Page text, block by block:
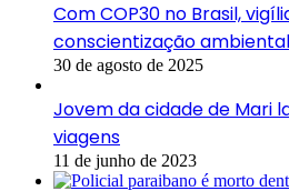
Com COP30 no Brasil,
conscientização ambiental
30 de agosto de 2025
Jovem da cidade de Mari
viagens
11 de junho de 2023